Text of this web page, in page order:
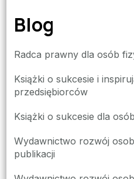
Blog
Radca prawny dla osób
Książki o sukcesie i
przedsiębiorców
Książki o sukcesie dla
Wydawnictwo rozwój
publikacji